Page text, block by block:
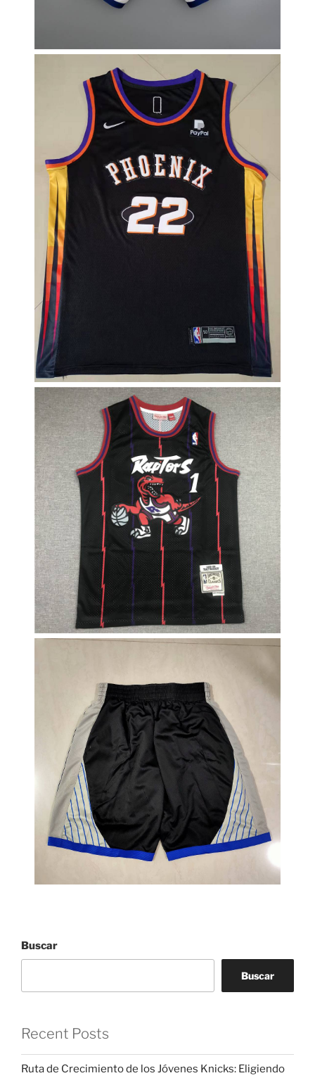
Buscar
Buscar
Recent Posts
Ruta de Crecimiento de los Jóvenes Knicks: Eligiendo